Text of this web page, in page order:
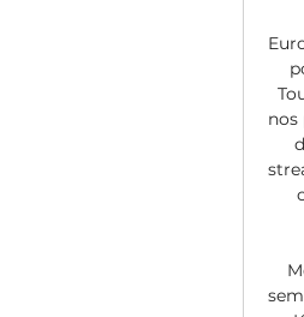
nos